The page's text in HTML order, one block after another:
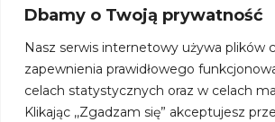
Dbamy o Twoją prywatność
Nasz serwis internetowy używa plików
zapewnienia prawidłowego
celach statystycznych oraz w celach
Klikając ,,Zgadzam się” akceptujesz
NEWSLETTER
Bądź na bieżąco! Zapisz się do
Adres
email